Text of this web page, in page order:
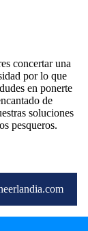
concertar una
por lo que
en ponerte
de
soluciones
pesqueros.